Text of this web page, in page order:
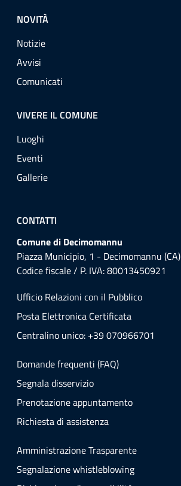
NOVITÀ
Notizie
Avvisi
Comunicati
VIVERE IL COMUNE
Luoghi
Eventi
Gallerie
CONTATTI
Comune di Decimomannu
Piazza Municipio, 1 - Decimomannu (CA)
Codice fiscale / P. IVA: 80013450921
Ufficio Relazioni con il Pubblico
Posta Elettronica Certificata
Centralino unico: +39 070966701
Domande frequenti (FAQ)
Segnala disservizio
Prenotazione appuntamento
Richiesta di assistenza
Amministrazione Trasparente
Segnalazione whistleblowing